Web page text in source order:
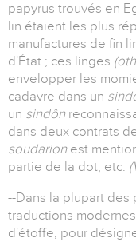
papyrus trouvés en
lin étaient les plus
manufactures de fin
d'État ; ces linges
envelopper les
cadavre dans un
un sindôn
dans deux contrats
soudarion est
partie de la dot, etc.
--Dans la plupart des
traductions
d'étoffe, pour